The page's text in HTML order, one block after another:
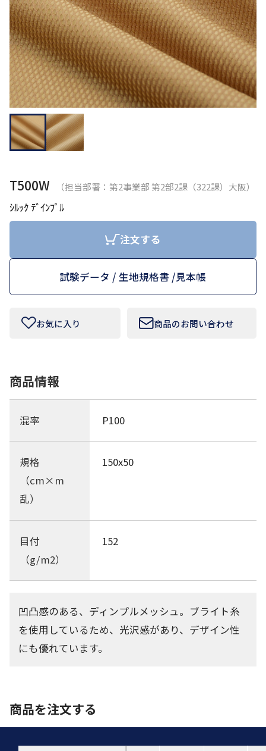
ログイ
ン
お気に入
り
発注履
歴
ご利用ガイ
ド
問い合わせ
大阪本社 〒541-0052 大阪府中央区安土町3-3-9
東京本社 〒150-0001 東京都渋谷区神宮前1-3-10
お問い合わせフォームはこちら
よくあるご質問
会社概要
コーポレートサイト
T500W （担当部署：第2事業部 第2部2課（322課）大阪）
ｼﾙｯｸ ﾃﾞｲﾝﾌﾟﾙ
注文する
試験データ / 生地規格書 /見本帳
お気に入り 商品のお問い合わせ
商品情報
混率 P100
規格
（cm×m
乱）
150x50
目付
（g/m2）
152
凹凸感のある、ディンプルメッシュ。ブライト糸
を使用しているため、光沢感があり、デザイン性
にも優れています。
商品を注文する